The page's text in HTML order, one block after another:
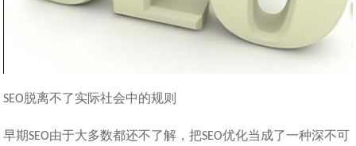
SEO脱离不了实际社会中的规则
早期SEO由于大多数都还不了解，把SEO优化当成了一种深不可